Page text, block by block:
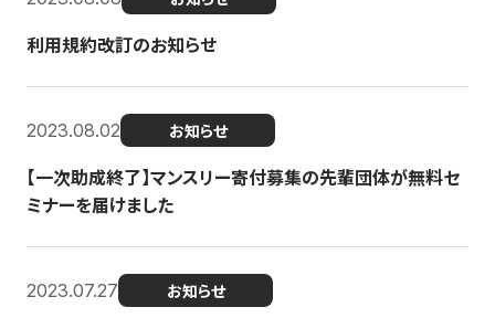
利用規約改訂のお知らせ
2023.08.02 お知らせ
【一次助成終了】マンスリー寄付募集の先輩団体が無料セ
ミナーを届けました
2023.07.27 お知らせ